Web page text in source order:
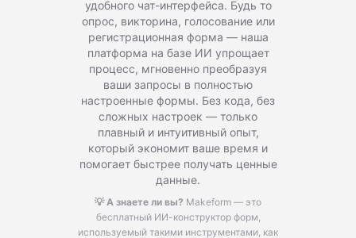
удобного чат-интерфейса. Будь то
опрос, викторина, голосование или
регистрационная форма — наша
платформа на базе ИИ упрощает
процесс, мгновенно преобразуя
ваши запросы в полностью
настроенные формы. Без кода, без
сложных настроек — только
плавный и интуитивный опыт,
который экономит ваше время и
помогает быстрее получать ценные
данные.
💡 А знаете ли вы? Makeform — это
бесплатный ИИ-конструктор форм,
используемый такими инструментами, как